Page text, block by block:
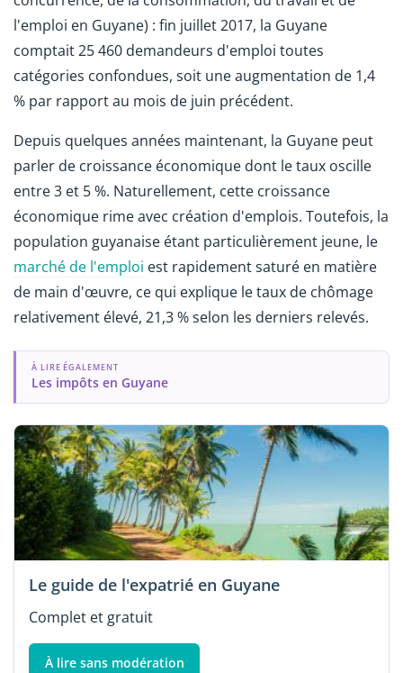
l'emploi en Guyane) : fin juillet 2017, la Guyane
comptait 25 460 demandeurs d'emploi toutes
catégories confondues, soit une augmentation de 1,4
% par rapport au mois de juin précédent.
Depuis quelques années maintenant, la Guyane peut
parler de croissance économique dont le taux oscille
entre 3 et 5 %. Naturellement, cette croissance
économique rime avec création d'emplois. Toutefois, la
population guyanaise étant particulièrement jeune, le
marché de l'emploi est rapidement saturé en matière
de main d'œuvre, ce qui explique le taux de chômage
relativement élevé, 21,3 % selon les derniers relevés.
À LIRE ÉGALEMENT
Les impôts en Guyane
Le guide de l'expatrié en Guyane
Complet et gratuit
À lire sans modération